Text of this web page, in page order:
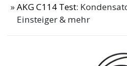
AKG C114 Test:
Einsteiger & mehr